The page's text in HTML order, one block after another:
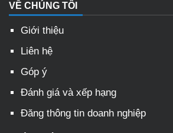
VỀ CHÚNG TÔI
Giới thiệu
Liên hệ
Góp ý
Đánh giá và xếp hạng
Đăng thông tin doanh nghiệp